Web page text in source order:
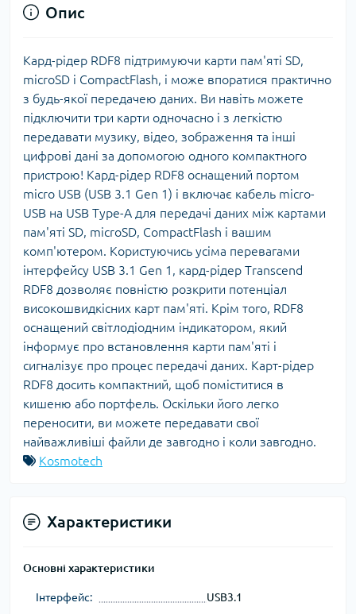
Опис
Кард-рідер RDF8 підтримуючи карти пам'яті SD,
microSD і CompactFlash, і може впоратися практично
з будь-якої передачею даних. Ви навіть можете
підключити три карти одночасно і з легкістю
передавати музику, відео, зображення та інші
цифрові дані за допомогою одного компактного
пристрою! Кард-рідер RDF8 оснащений портом
micro USB (USB 3.1 Gen 1) і включає кабель micro-
USB на USB Type-A для передачі даних між картами
пам'яті SD, microSD, CompactFlash і вашим
комп'ютером. Користуючись усіма перевагами
інтерфейсу USB 3.1 Gen 1, кард-рідер Transcend
RDF8 дозволяє повністю розкрити потенціал
високошвидкісних карт пам'яті. Крім того, RDF8
оснащений світлодіодним індикатором, який
інформує про встановлення карти пам'яті і
сигналізує про процес передачі даних. Карт-рідер
RDF8 досить компактний, щоб поміститися в
кишеню або портфель. Оскільки його легко
переносити, ви можете передавати свої
найважливіші файли де завгодно і коли завгодно.
Kosmotech
Характеристики
Основні характеристики
Інтерфейс: USB3.1